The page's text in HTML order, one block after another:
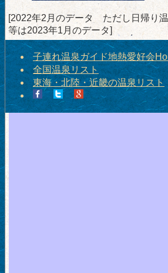
[2022年2月のデータ ただし日帰り
等は2023年1月のデータ]
子連れ温泉ガイド地熱愛好会
全国温泉リスト
東海・北陸・近畿の温泉リスト